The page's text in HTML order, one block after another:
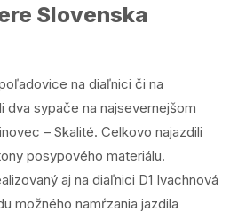
Slovenska
na diaľnici či na
sypače na najsevernejšom
– Skalité. Celkovo najazdili
posypového materiálu.
aj na diaľnici D1 Ivachnová
možného namŕzania jazdila